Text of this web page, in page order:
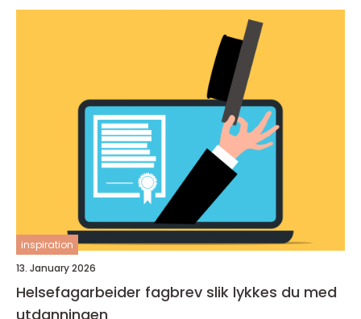
inspiration
13. January 2026
Helsefagarbeider fagbrev slik lykkes du med
utdanningen